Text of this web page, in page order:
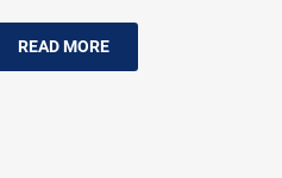
READ MORE